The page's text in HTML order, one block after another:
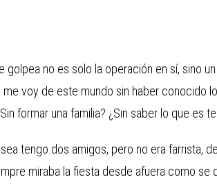
golpea no es solo la operación en sí, sino
me voy de este mundo sin haber conocido
formar una familia? ¿Sin saber lo que es
tengo dos amigos, pero no era farrista,
miraba la fiesta desde afuera como se